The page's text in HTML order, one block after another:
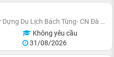
Công Ty TNHH Cơ Khí Xây Dựng Du Lịch Bách Tùng- CN Đà Nẵng
Không yêu cầu
31/08/2026